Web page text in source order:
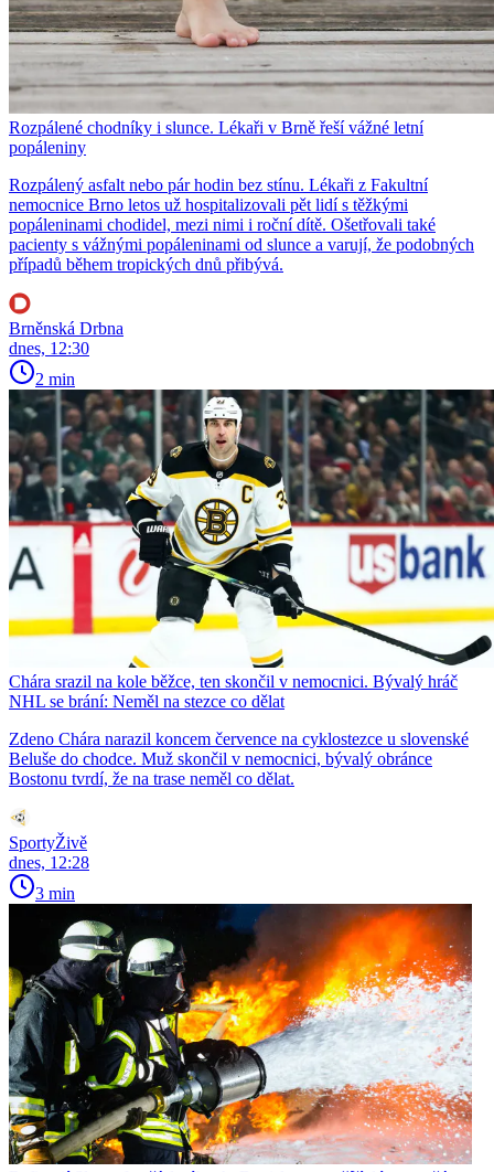
Rozpálené chodníky i slunce. Lékaři v Brně řeší vážné letní
popáleniny
Rozpálený asfalt nebo pár hodin bez stínu. Lékaři z Fakultní
nemocnice Brno letos už hospitalizovali pět lidí s těžkými
popáleninami chodidel, mezi nimi i roční dítě. Ošetřovali také
pacienty s vážnými popáleninami od slunce a varují, že podobných
případů během tropických dnů přibývá.
Brněnská Drbna
dnes, 12:30
2 min
Chára srazil na kole běžce, ten skončil v nemocnici. Bývalý hráč
NHL se brání: Neměl na stezce co dělat
Zdeno Chára narazil koncem července na cyklostezce u slovenské
Beluše do chodce. Muž skončil v nemocnici, bývalý obránce
Bostonu tvrdí, že na trase neměl co dělat.
SportyŽivě
dnes, 12:28
3 min